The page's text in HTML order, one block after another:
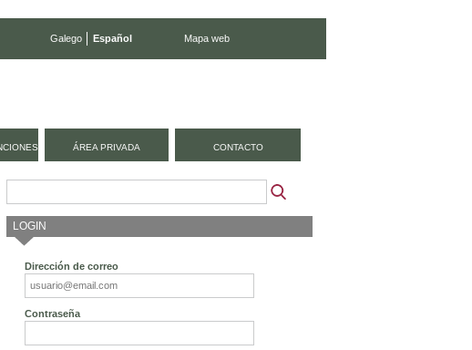
Galego Español Mapa web
ÁREA PRIVADA CONTACTO
LOGIN
Dirección de correo
Contraseña